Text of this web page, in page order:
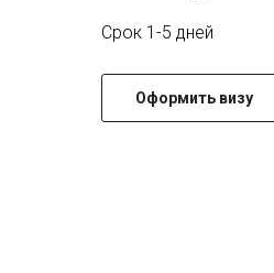
Срок 1-5 дней
Оформить визу